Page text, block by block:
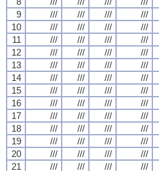
9
/// /// /// ///
10
/// /// /// ///
11
/// /// /// ///
12
/// /// /// ///
13
/// /// /// ///
14
/// /// /// ///
15
/// /// /// ///
16
/// /// /// ///
17
/// /// /// ///
18
/// /// /// ///
19
/// /// /// ///
20
/// /// /// ///
21
/// /// /// ///
9
/// /// /// ///
10
/// /// /// ///
11
/// /// /// ///
12
/// /// /// ///
13
/// /// /// ///
14
/// /// /// ///
15
/// /// /// ///
16
/// /// /// ///
17
/// /// /// ///
18
/// /// /// ///
19
/// /// /// ///
20
/// /// /// ///
21
/// /// /// ///
9
/// /// /// ///
10
/// /// /// ///
11
/// /// /// ///
12
/// /// /// ///
13
/// /// /// ///
14
/// /// /// ///
15
/// /// /// ///
16
/// /// /// ///
17
/// /// /// ///
18
/// /// /// ///
19
/// /// /// ///
20
/// /// /// ///
21
/// /// /// ///
9
/// /// /// ///
10
/// /// /// ///
11
/// /// /// ///
12
/// /// /// ///
13
/// /// /// ///
14
/// /// /// ///
15
/// /// /// ///
16
/// /// /// ///
17
/// /// /// ///
18
/// /// /// ///
19
/// /// /// ///
20
/// /// /// ///
21
/// /// /// ///